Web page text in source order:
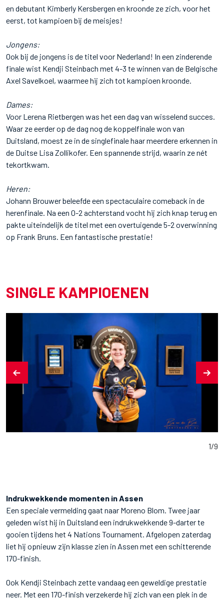
en debutant Kimberly Kersbergen en kroonde ze zich, voor het
eerst, tot kampioen bij de meisjes!
Jongens:
Ook bij de jongens is de titel voor Nederland! In een zinderende
finale wist Kendji Steinbach met 4-3 te winnen van de Belgische
Axel Savelkoel, waarmee hij zich tot kampioen kroonde.
Dames:
Voor Lerena Rietbergen was het een dag van wisselend succes.
Waar ze eerder op de dag nog de koppelfinale won van
Duitsland, moest ze in de singlefinale haar meerdere erkennen in
de Duitse Lisa Zollikofer. Een spannende strijd, waarin ze nét
tekortkwam.
Heren:
Johann Brouwer beleefde een spectaculaire comeback in de
herenfinale. Na een 0-2 achterstand vocht hij zich knap terug en
pakte uiteindelijk de titel met een overtuigende 5-2 overwinning
op Frank Bruns. Een fantastische prestatie!
SINGLE KAMPIOENEN
1/9
Indrukwekkende momenten in Assen
Een speciale vermelding gaat naar Moreno Blom. Twee jaar
geleden wist hij in Duitsland een indrukwekkende 9-darter te
gooien tijdens het 4 Nations Tournament. Afgelopen zaterdag
liet hij opnieuw zijn klasse zien in Assen met een schitterende
170-finish.
Ook Kendji Steinbach zette vandaag een geweldige prestatie
neer. Met een 170-finish verzekerde hij zich van een plek in de